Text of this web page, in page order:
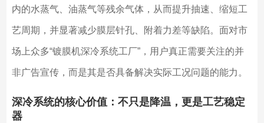
内的水蒸气、油蒸气等残余气体，从而提升抽速、缩短工
艺周期，并显著减少膜层针孔、附着力差等缺陷。面对市
场上众多“镀膜机深冷系统工厂”，用户真正需要关注的并
非广告宣传，而是其是否具备解决实际工况问题的能力。
深冷系统的核心价值：不只是降温，更是工艺稳定
器